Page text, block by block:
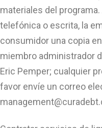
materiales del
telefónica o escrita, la
consumidor una copia
miembro administrador
Eric Pemper; cualquier
favor envíe un correo